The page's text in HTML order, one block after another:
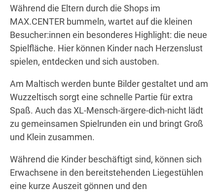
Wegbeschreibung
Während die Eltern durch die Shops im
MAX.CENTER bummeln, wartet auf die kleinen
Besucher:innen ein besonderes Highlight: die neue
Spielfläche. Hier können Kinder nach Herzenslust
spielen, entdecken und sich austoben.
Am Maltisch werden bunte Bilder gestaltet und am
Wuzzeltisch sorgt eine schnelle Partie für extra
Spaß. Auch das XL-Mensch-ärgere-dich-nicht lädt
zu gemeinsamen Spielrunden ein und bringt Groß
und Klein zusammen.
Während die Kinder beschäftigt sind, können sich
Erwachsene in den bereitstehenden Liegestühlen
eine kurze Auszeit gönnen und den